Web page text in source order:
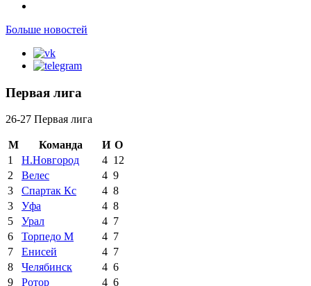
Больше новостей
Первая лига
26-27 Первая лига
М Команда И О
1
Н.Новгород 4 12
2
Велес 4 9
3
Спартак Кс 4 8
3
Уфа 4 8
5
Урал 4 7
6
Торпедо М 4 7
7
Енисей 4 7
8
Челябинск 4 6
9
Ротор 4 6